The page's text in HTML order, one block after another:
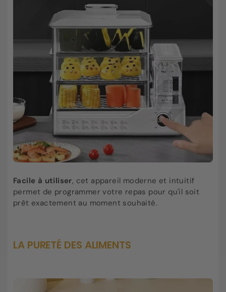
Facile à utiliser, cet appareil moderne et intuitif
permet de programmer votre repas pour qu'il soit
prêt exactement au moment souhaité.
LA PURETÉ DES ALIMENTS